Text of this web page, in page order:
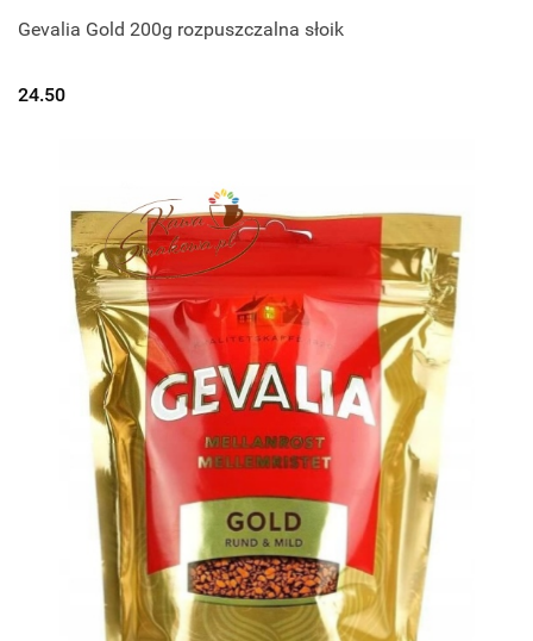
Gevalia Gold 200g rozpuszczalna słoik
24.50